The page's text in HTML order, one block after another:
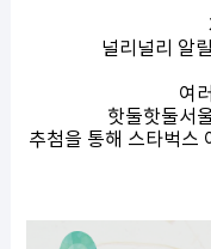
널리널리 알
여
핫둘핫둘서
추첨을 통해 스타벅스